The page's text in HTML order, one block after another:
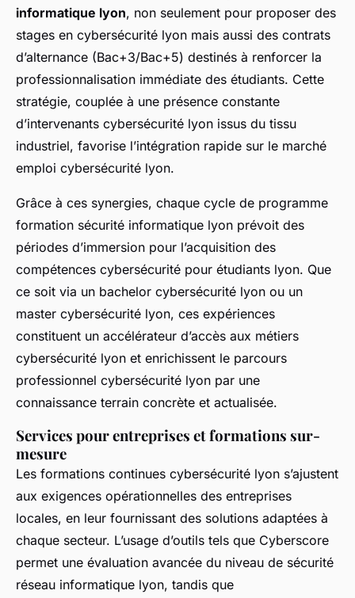
informatique lyon, non seulement pour proposer des
stages en cybersécurité lyon mais aussi des contrats
d’alternance (Bac+3/Bac+5) destinés à renforcer la
professionnalisation immédiate des étudiants. Cette
stratégie, couplée à une présence constante
d’intervenants cybersécurité lyon issus du tissu
industriel, favorise l’intégration rapide sur le marché
emploi cybersécurité lyon.
Grâce à ces synergies, chaque cycle de programme
formation sécurité informatique lyon prévoit des
périodes d’immersion pour l’acquisition des
compétences cybersécurité pour étudiants lyon. Que
ce soit via un bachelor cybersécurité lyon ou un
master cybersécurité lyon, ces expériences
constituent un accélérateur d’accès aux métiers
cybersécurité lyon et enrichissent le parcours
professionnel cybersécurité lyon par une
connaissance terrain concrète et actualisée.
Services pour entreprises et formations sur-
mesure
Les formations continues cybersécurité lyon s’ajustent
aux exigences opérationnelles des entreprises
locales, en leur fournissant des solutions adaptées à
chaque secteur. L’usage d’outils tels que Cyberscore
permet une évaluation avancée du niveau de sécurité
réseau informatique lyon, tandis que